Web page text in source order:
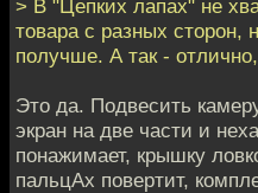
> В "Цепких лапах" не
товара с разных сторон,
получше. А так -
Это да. Подвесить
экран на две части и
понажимает, крышку
пальцАх повертит,